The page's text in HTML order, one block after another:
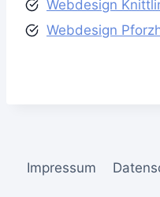
Webdesign
Webdesign
Impressum